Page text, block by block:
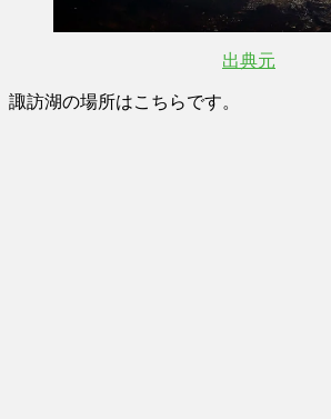
出典元
諏訪湖の場所はこちらです。